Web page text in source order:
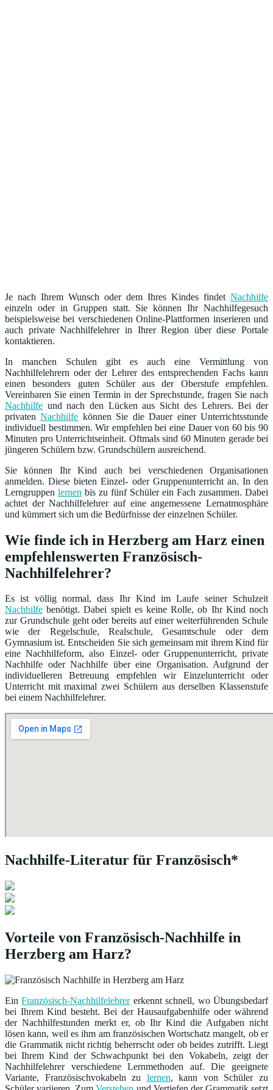
Je nach Ihrem Wunsch oder dem Ihres Kindes findet Nachhilfe
einzeln oder in Gruppen statt. Sie können Ihr Nachhilfegesuch
beispielsweise bei verschiedenen Online-Plattformen inserieren und
auch private Nachhilfelehrer in Ihrer Region über diese Portale
kontaktieren.
In manchen Schulen gibt es auch eine Vermittlung von
Nachhilfelehrern oder der Lehrer des entsprechenden Fachs kann
einen besonders guten Schüler aus der Oberstufe empfehlen.
Vereinbaren Sie einen Termin in der Sprechstunde, fragen Sie nach
Nachhilfe und nach den Lücken aus Sicht des Lehrers. Bei der
privatenNachhilfe können Sie die Dauer einer Unterrichtsstunde
individuell bestimmen. Wir empfehlen bei eine Dauer von 60 bis 90
Minuten pro Unterrichtseinheit. Oftmals sind 60 Minuten gerade bei
jüngeren Schülern bzw. Grundschülern ausreichend.
Sie können Ihr Kind auch bei verschiedenen Organisationen
anmelden. Diese bieten Einzel- oder Gruppenunterricht an. In den
Lerngruppen lernen bis zu fünf Schüler ein Fach zusammen. Dabei
achtet der Nachhilfelehrer auf eine angemessene Lernatmosphäre
und kümmert sich um die Bedürfnisse der einzelnen Schüler.
Wie finde ich in Herzberg am Harz einen
empfehlenswerten Französisch-
Nachhilfelehrer?
Es ist völlig normal, dass Ihr Kind im Laufe seiner Schulzeit
Nachhilfe benötigt. Dabei spielt es keine Rolle, ob Ihr Kind noch
zur Grundschule geht oder bereits auf einer weiterführenden Schule
wie der Regelschule, Realschule, Gesamtschule oder dem
Gymnasium ist. Entscheiden Sie sich gemeinsam mit ihrem Kind für
eine Nachhilfeform, also Einzel- oder Gruppenunterricht, private
Nachhilfe oder Nachhilfe über eine Organisation. Aufgrund der
individuelleren Betreuung empfehlen wir Einzelunterricht oder
Unterricht mit maximal zwei Schülern aus derselben Klassenstufe
bei einem Nachhilfelehrer.
Nachhilfe-Literatur für Französisch*
Vorteile von Französisch-Nachhilfe in
Herzberg am Harz?
EinFranzösisch-Nachhilfelehrererkennt schnell, wo Übungsbedarf
bei Ihrem Kind besteht. Bei der Hausaufgabenhilfe oder während
der Nachhilfestunden merkt er, ob Ihr Kind die Aufgaben nicht
lösen kann, weil es ihm am französischen Wortschatz mangelt, ob er
die Grammatik nicht richtig beherrscht oder ob beides zutrifft. Liegt
bei Ihrem Kind der Schwachpunkt bei den Vokabeln, zeigt der
Nachhilfelehrer verschiedene Lernmethoden auf. Die geeignete
Variante, Französischvokabeln zu lernen, kann von Schüler zu